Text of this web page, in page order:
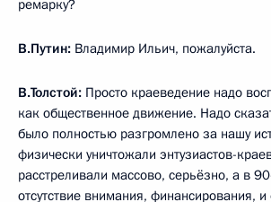
ремарку?
В.Путин: Владимир Ильич, пожалуйста.
В.Толстой: Просто краеведение надо
как общественное движение. Надо
было полностью разгромлено за нашу
физически уничтожали энтузиастов-
расстреливали массово, серьёзно, а в
отсутствие внимания, финансирования,